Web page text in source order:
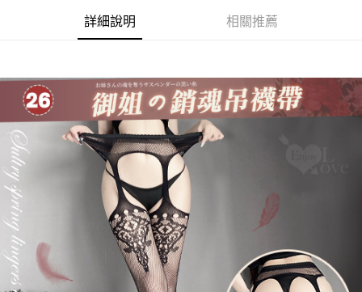
7-11取貨付款
付款後7-11取貨
每筆NT$60，滿NT$600(含以上)免運費
宅配
每筆NT$80，滿NT$600(含以上)免運費
詳細說明 相關推薦